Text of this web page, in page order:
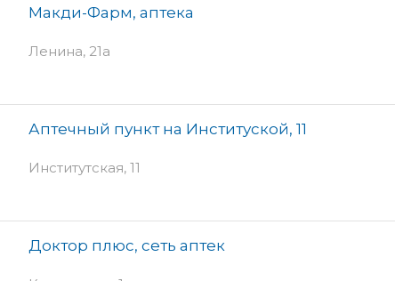
Макди-Фарм, аптека
Ленина, 21а
Аптечный пункт на Институской, 11
Институтская, 11
Доктор плюс, сеть аптек